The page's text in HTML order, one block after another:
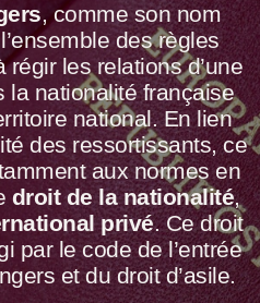
, comme son nom
des règles
les relations d’une
la nationalité française
national. En lien
des ressortissants, ce
aux normes en
droit de la nationalité,
privé. Ce droit
par le code de l’entrée
et du droit d’asile.